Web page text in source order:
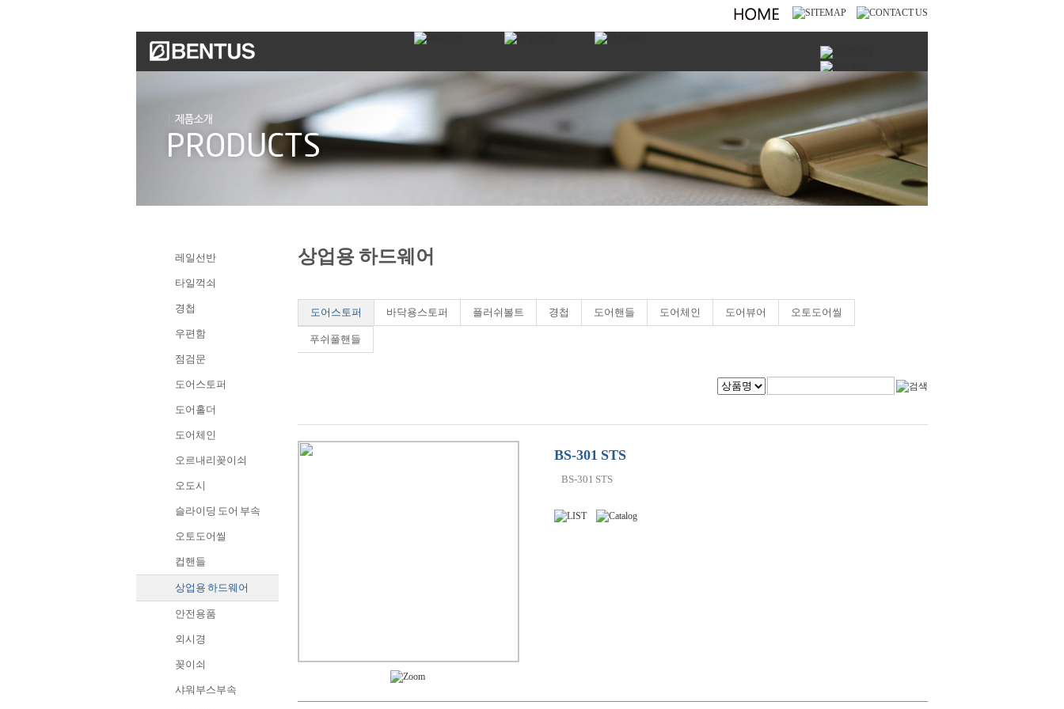
레일선반
타일꺽쇠
경첩
우편함
점검문
도어스토퍼
도어홀더
도어체인
오르내리꽂이쇠
오도시
슬라이딩 도어 부속
오토도어씰
컵핸들
상업용 하드웨어
안전용품
외시경
꽂이쇠
샤워부스부속
상업용 하드웨어
도어스토퍼 바닥용스토퍼 플러쉬볼트 경첩 도어핸들 도어체인 도어뷰어 오토도어씰
푸쉬풀핸들
BS-301 STS
BS-301 STS